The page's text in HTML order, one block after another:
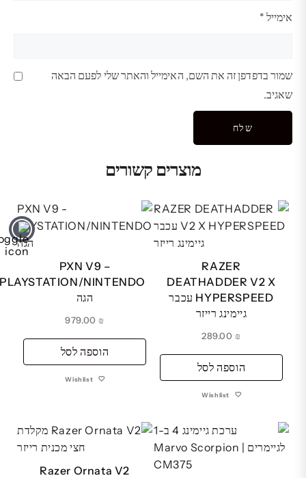
אימייל *
שמור בדפדפן זה את השם, האימייל והאתר שלי לפעם הבאה
שאגיב.
מוצרים קשורים
RAZER
DEATHADDER V2 X
HYPERSPEED עכבר
גיימינג רייזר
₪
הוספה לסל
Wishlist
PXN V9 –
NINTENDO
הגה
₪
הוספה לסל
Wishlist
Razer Ornata V2